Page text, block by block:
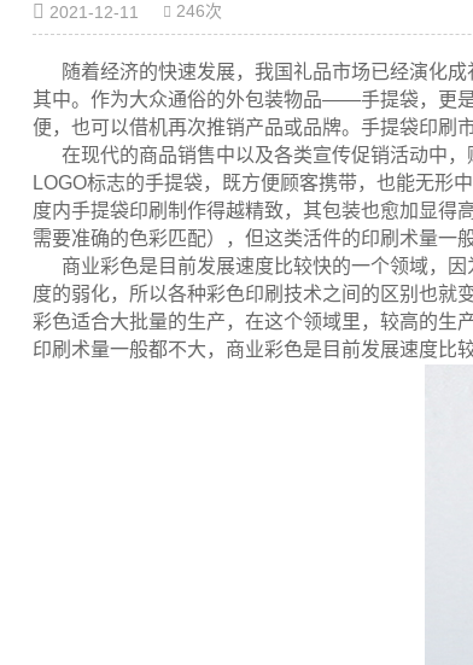
2021-12-11 246次
随着经济的快速发展，我国礼品市场已经演化
其中。作为大众通俗的外包装物品——手提袋，更
便，也可以借机再次推销产品或品牌。手提袋印刷
在现代的商品销售中以及各类宣传促销活动中
LOGO标志的手提袋，既方便顾客携带，也能无形
度内手提袋印刷制作得越精致，其包装也愈加显得
需要准确的色彩匹配），但这类活件的印刷术量一般
商业彩色是目前发展速度比较快的一个领域，
度的弱化，所以各种彩色印刷技术之间的区别也就
彩色适合大批量的生产，在这个领域里，较高的生
印刷术量一般都不大，商业彩色是目前发展速度比